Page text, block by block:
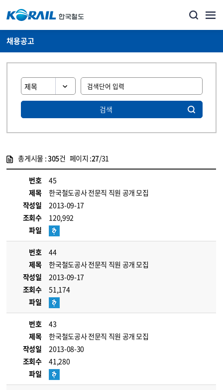
채용공고
검색
총게시물 :305건 페이지 :27/31
번호
45
제목
한국철도공사 전문직 직원 공개 모집
작성일
2013-09-17
조회수
120,992
파일
번호
44
제목
한국철도공사 전문직 직원 공개 모집
작성일
2013-09-17
조회수
51,174
파일
번호
43
제목
한국철도공사 전문직 직원 공개 모집
작성일
2013-08-30
조회수
41,280
파일